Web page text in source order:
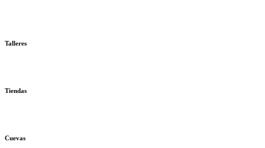
Talleres
Tiendas
Cuevas